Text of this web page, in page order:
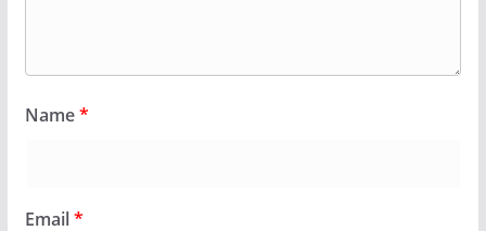
Name*
Email*